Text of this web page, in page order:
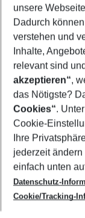
Footer
Footer
Über uns
AGB
Cookie-
Cookie-
Datenschutz
Service & Hilfe
Barrierefreies
Check-in
Folgen Sie uns
unsere
Dadurch
verstehen und
Inhalte,
relevant sind
akzeptieren“,
das Nötigste?
Cookies“. Unter
Cookie-
Ihre
jederzeit
einfach unten
Datenschutz-
Cookie/Tracking-